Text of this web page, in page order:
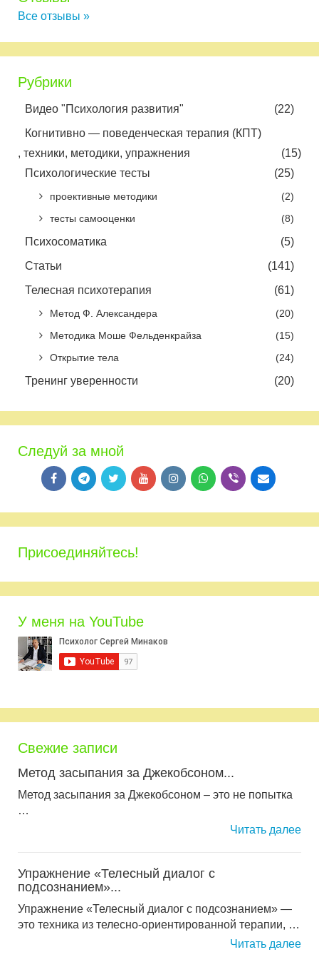
Все отзывы »
Рубрики
Видео "Психология развития"
(22)
Когнитивно — поведенческая терапия (КПТ)
, техники, методики, упражнения
(15)
Психологические тесты
(25)
проективные методики
(2)
тесты самооценки
(8)
Психосоматика
(5)
Статьи
(141)
Телесная психотерапия
(61)
Метод Ф. Александера
(20)
Методика Моше Фельденкрайза
(15)
Открытие тела
(24)
Тренинг уверенности (20)
Следуй за мной
Присоединяйтесь!
У меня на YouTube
Свежие записи
Метод засыпания за Джекобсоном...
Метод засыпания за Джекобсоном – это не попытка
…
Читать далее
Упражнение «Телесный диалог с
подсознанием»...
Упражнение «Телесный диалог с подсознанием» —
это техника из телесно-ориентированной терапии, …
Читать далее